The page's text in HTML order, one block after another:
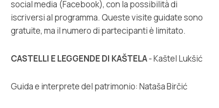
Villa Nika, Kamberovo šetalište 30,
social media (Facebook), con la possibilità di
iscriversi al programma. Queste visite guidate sono
gratuite, ma il numero di partecipanti è limitato.
CASTELLI E LEGGENDE DI KAŠTELA- Kaštel Lukšić
Guida e interprete del patrimonio: Nataša Birčić